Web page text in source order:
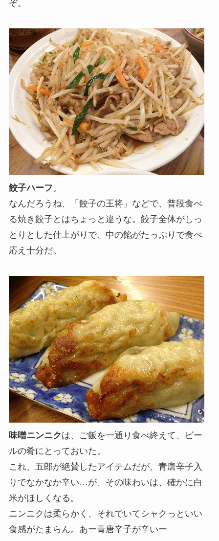
ぞ。
餃子ハーフ。
なんだろうね、「餃子の王将」などで、普段食べ
る焼き餃子とはちょっと違うな。餃子全体がしっ
とりとした仕上がりで、中の餡がたっぷりで食べ
応え十分だ。
味噌ニンニクは、ご飯を一通り食べ終えて、ビー
ルの肴にとっておいた。
これ、五郎が絶賛したアイテムだが、青唐辛子入
りでなかなか辛い…が、その味わいは、確かに白
米がほしくなる。
ニンニクは柔らかく、それでいてシャクっといい
食感がたまらん。あー青唐辛子が辛いー